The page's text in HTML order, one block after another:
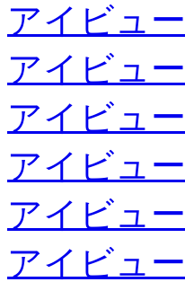
アイビュ
アイビュ
アイビュ
アイビュ
アイビュ
アイビュ